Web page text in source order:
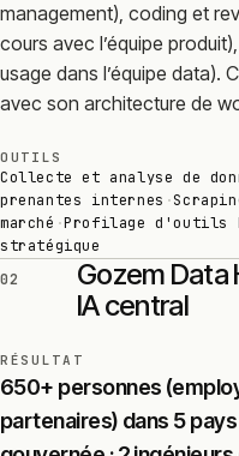
management), coding et
cours avec l’équipe
usage dans l’équipe data).
avec son architecture de
OUTILS
Collecte et analyse de
prenantes internes ·
marché ·Profilage d'outils
stratégique
02
Gozem Data
IA central
RÉSULTAT
650+ personnes
partenaires) dans 5